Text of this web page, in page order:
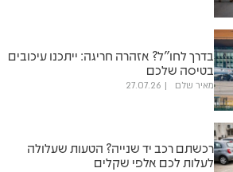
בדרך לחו"ל? אזהרה חריגה: ייתכנו עיכובים
בטיסה שלכם
מאיר שלם 27.07.26
רכשתם רכב יד שנייה? הטעות שעלולה
לעלות לכם אלפי שקלים